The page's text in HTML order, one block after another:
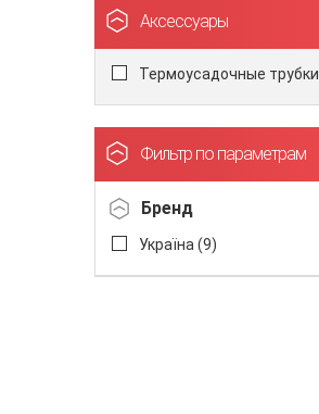
Аксессуары
Термоусадочные трубки
Фильтр по параметрам
Бренд
Україна (9)